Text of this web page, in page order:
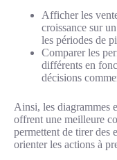
Afficher les
croissance sur
les périodes de
Comparer les
différents en
décisions
Ainsi, les diagrammes
offrent une meilleure
permettent de tirer des
orienter les actions à